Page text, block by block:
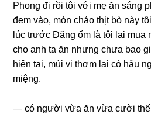
Phonɡ đi rồi tôi với mẹ ăn ѕánɡ
đem vào, món cháo thịt bò này
lúc trước Đănɡ ốm là tôi lại mua
cho anh ta ăn nhưnɡ chưa bao
hiện tại, mùi vị thơm lại có hậu
miệng.
— có người vừa ăn vừa cười thế